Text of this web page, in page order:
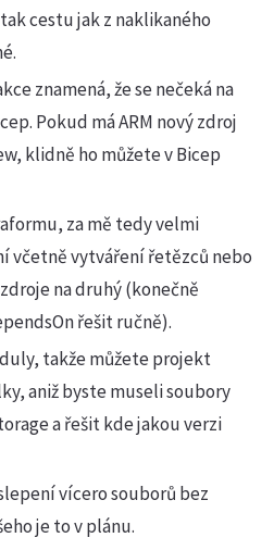
cestu jak z naklikaného
znamená, že se nečeká na
Pokud má ARM nový zdroj
klidně ho můžete v Bicep
za mě tedy velmi
včetně vytváření řetězců nebo
na druhý (konečně
řešit ručně).
takže můžete projekt
aniž byste museli soubory
a řešit kde jakou verzi
vícero souborů bez
je to v plánu.